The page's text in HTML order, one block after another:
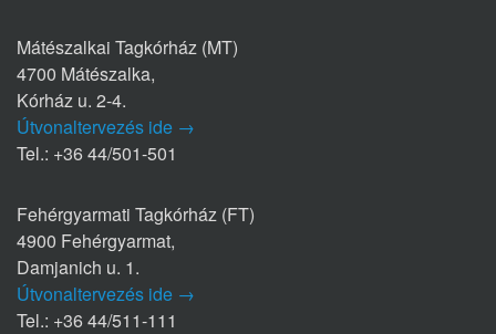
Mátészalkai Tagkórház (MT)
4700 Mátészalka,
Kórház u. 2-4.
Útvonaltervezés ide →
Tel.: +36 44/501-501
Fehérgyarmati Tagkórház (FT)
4900 Fehérgyarmat,
Damjanich u. 1.
Útvonaltervezés ide →
Tel.: +36 44/511-111